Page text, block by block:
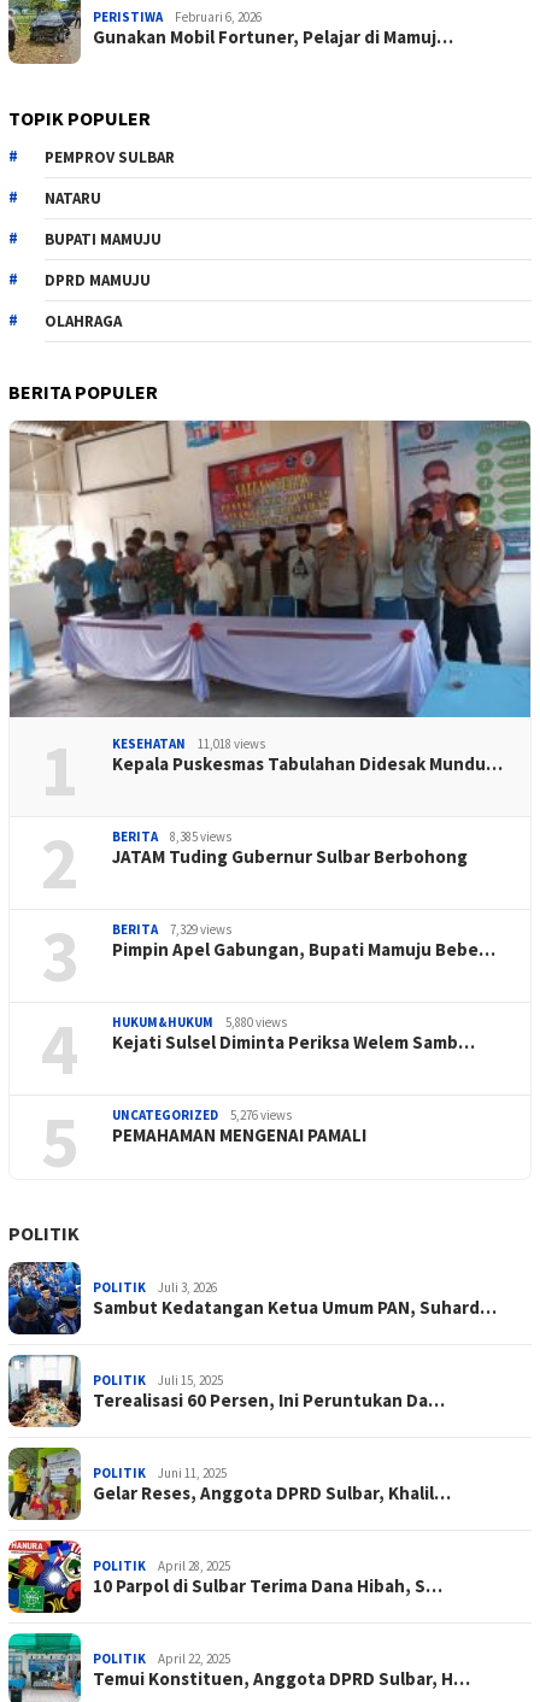
PERISTIWA Februari 6, 2026
Gunakan Mobil Fortuner, Pelajar di Mamuj…
TOPIK POPULER
PEMPROV SULBAR
NATARU
BUPATI MAMUJU
DPRD MAMUJU
OLAHRAGA
BERITA POPULER
1 KESEHATAN 11,018 views
Kepala Puskesmas Tabulahan Didesak Mundu…
2 BERITA 8,385 views
JATAM Tuding Gubernur Sulbar Berbohong
3 BERITA 7,329 views
Pimpin Apel Gabungan, Bupati Mamuju Bebe…
4 HUKUM&HUKUM 5,880 views
Kejati Sulsel Diminta Periksa Welem Samb…
5 UNCATEGORIZED 5,276 views
PEMAHAMAN MENGENAI PAMALI
POLITIK
POLITIK Juli 3, 2026
Sambut Kedatangan Ketua Umum PAN, Suhard…
POLITIK Juli 15, 2025
Terealisasi 60 Persen, Ini Peruntukan Da…
POLITIK Juni 11, 2025
Gelar Reses, Anggota DPRD Sulbar, Khalil…
POLITIK April 28, 2025
10 Parpol di Sulbar Terima Dana Hibah, S…
POLITIK April 22, 2025
Temui Konstituen, Anggota DPRD Sulbar, H…